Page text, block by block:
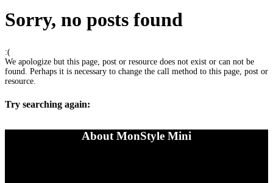
Sorry, no posts found
:(
We apologize but this page, post or resource does not exist or can not be
found. Perhaps it is necessary to change the call method to this page, post or
resource.
Try searching again:
About MonStyle Mini